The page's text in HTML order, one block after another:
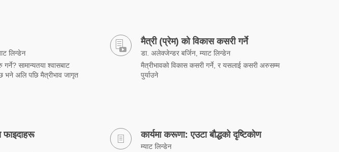
लिन्डेन
सामान्यतया श्वासबाट
भने अलि पछि मैत्रीभाव जागृत
मैत्री (प्रेम) को विकास कसरी गर्ने
डा. अलेक्जेन्डर बर्जिन, म्याट लिन्डेन
मैत्रीभावको विकास कसरी गर्ने, र यसलाई कसरी अरुसम्म
पुर्याउने
फाइदाहरू कार्यमा करूणा: एउटा बौद्धको दृष्टिकोण
म्याट लिन्डेन